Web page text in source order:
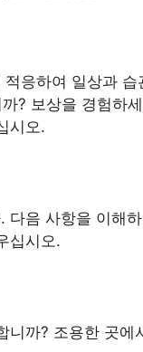
응하여 일상과
? 보상을 경험하
시오.
다음 사항을 이해
십시오.
니까? 조용한 곳